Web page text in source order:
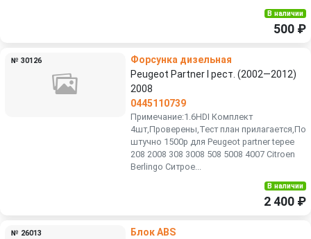
В наличии
500 ₽
№ 30126
Форсунка дизельная
Peugeot Partner I рест. (2002—2012)
2008
0445110739
Примечание:1.6HDI Комплект
4шт,Проверены,Тест план прилагается,По
штучно 1500р для Peugeot partner tepee
208 2008 308 3008 508 5008 4007 Citroen
Berlingo Ситрое...
В наличии
2 400 ₽
№ 26013
Блок ABS